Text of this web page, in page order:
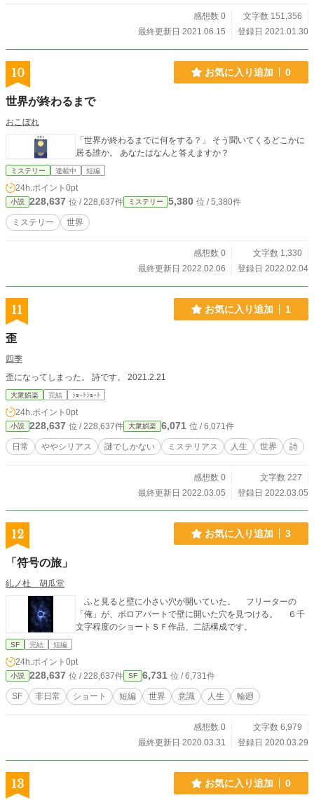
感想数 0
文字数 151,356
最終更新日 2021.06.15
登録日 2021.01.30
10 お気に入り追加 0
世界が終わるまで
おこぼれ
「世界が終わるまでに何をする？」 そう聞いてくるどこかに
居る誰か。 あなたはなんと答えますか？
ミステリー 連載中 短編
24h.ポイント 0pt
小説 228,637 位 / 228,637件 ミステリー 5,380 位 / 5,380件
ミステリー 世界
感想数 0
文字数 1,330
最終更新日 2022.02.06
登録日 2022.02.04
11 お気に入り追加 1
歪
四季
歪になってしまった。 詩です。 2021.2.21
大衆娯楽 完結 ｼｮｰﾄｼｮｰﾄ
24h.ポイント 0pt
小説 228,637 位 / 228,637件 大衆娯楽 6,071 位 / 6,071件
日常 ややシリアス 謎でしかない ミステリアス 人生 世界 詩
感想数 0
文字数 227
最終更新日 2022.03.05
登録日 2022.03.05
12 お気に入り追加 3
「符号の旅」
糺ノ杜 胡瓜堂
ふと見ると壁に小さい穴が開いていた。 フリーターの
「俺」が、ボロアパートで壁に開いた穴を見つける。 ６千
文字程度のショートＳＦ作品、二話構成です。
SF 完結 短編
24h.ポイント 0pt
小説 228,637 位 / 228,637件 SF 6,731 位 / 6,731件
SF 非日常 ショート 短編 世界 意識 人生 輪廻
感想数 0
文字数 6,979
最終更新日 2020.03.31
登録日 2020.03.29
13 お気に入り追加 0